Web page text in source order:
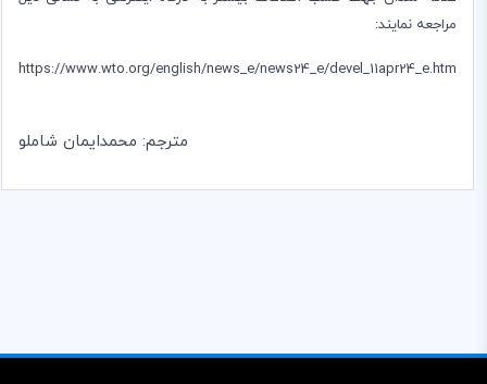
مراجعه نمایند:
https://www.wto.org/english/news_e/news24_e/devel_11apr24_e.htm
مترجم: محمدایمان شاملو